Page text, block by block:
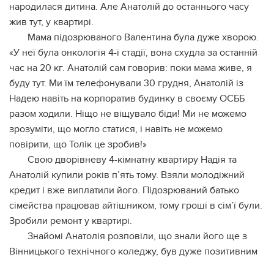
народилася дитина. Але Анатолій до останнього часу
жив тут, у квартирі.
Мама підозрюваного Валентина була дуже хворою.
«У неї була онкологія 4-ї стадії, вона схудла за останній
час на 20 кг. Анатолій сам говорив: поки мама живе, я
буду тут. Ми їм телефонували 30 грудня, Анатолій із
Надею навіть на корпоратив будинку в своєму ОСББ
разом ходили. Ніщо не віщувало біди! Ми не можемо
зрозуміти, що могло статися, і навіть не можемо
повірити, що Толік це зробив!»
Свою дворівневу 4-кімнатну квартиру Надія та
Анатолій купили років п’ять тому. Взяли молодіжний
кредит і вже виплатили його. Підозрюваний батько
сімейства працював айтішником, тому гроші в сім’ї були.
Зробили ремонт у квартирі.
Знайомі Анатолія розповіли, що знали його ще з
Вінницького технічного коледжу, був дуже позитивним